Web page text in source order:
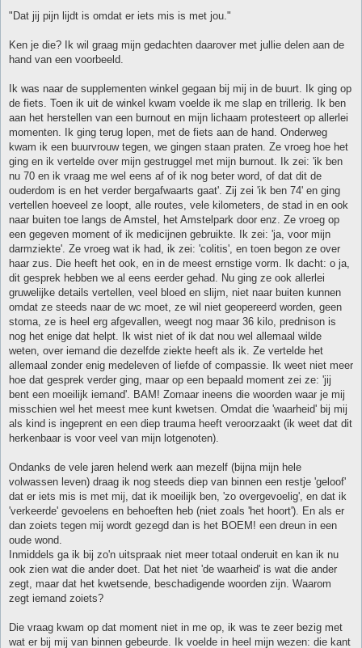
r
i
h
"Dat jij pijn lijdt is omdat er iets mis is met jou."
Ken je die? Ik wil graag mijn gedachten daarover met jullie delen aan de
hand van een voorbeeld.
Ik was naar de supplementen winkel gegaan bij mij in de buurt. Ik ging op
de fiets. Toen ik uit de winkel kwam voelde ik me slap en trillerig. Ik ben
aan het herstellen van een burnout en mijn lichaam protesteert op allerlei
momenten. Ik ging terug lopen, met de fiets aan de hand. Onderweg
kwam ik een buurvrouw tegen, we gingen staan praten. Ze vroeg hoe het
ging en ik vertelde over mijn gestruggel met mijn burnout. Ik zei: 'ik ben
nu 70 en ik vraag me wel eens af of ik nog beter word, of dat dit de
ouderdom is en het verder bergafwaarts gaat'. Zij zei 'ik ben 74' en ging
vertellen hoeveel ze loopt, alle routes, vele kilometers, de stad in en ook
naar buiten toe langs de Amstel, het Amstelpark door enz. Ze vroeg op
een gegeven moment of ik medicijnen gebruikte. Ik zei: 'ja, voor mijn
darmziekte'. Ze vroeg wat ik had, ik zei: 'colitis', en toen begon ze over
haar zus. Die heeft het ook, en in de meest ernstige vorm. Ik dacht: o ja,
dit gesprek hebben we al eens eerder gehad. Nu ging ze ook allerlei
gruwelijke details vertellen, veel bloed en slijm, niet naar buiten kunnen
omdat ze steeds naar de wc moet, ze wil niet geopereerd worden, geen
stoma, ze is heel erg afgevallen, weegt nog maar 36 kilo, prednison is
nog het enige dat helpt. Ik wist niet of ik dat nou wel allemaal wilde
weten, over iemand die dezelfde ziekte heeft als ik. Ze vertelde het
allemaal zonder enig medeleven of liefde of compassie. Ik weet niet meer
hoe dat gesprek verder ging, maar op een bepaald moment zei ze: 'jij
bent een moeilijk iemand'. BAM! Zomaar ineens die woorden waar je mij
misschien wel het meest mee kunt kwetsen. Omdat die 'waarheid' bij mij
als kind is ingeprent en een diep trauma heeft veroorzaakt (ik weet dat dit
herkenbaar is voor veel van mijn lotgenoten).
Ondanks de vele jaren helend werk aan mezelf (bijna mijn hele
volwassen leven) draag ik nog steeds diep van binnen een restje 'geloof'
dat er iets mis is met mij, dat ik moeilijk ben, 'zo overgevoelig', en dat ik
'verkeerde' gevoelens en behoeften heb (niet zoals 'het hoort'). En als er
dan zoiets tegen mij wordt gezegd dan is het BOEM! een dreun in een
oude wond.
Inmiddels ga ik bij zo'n uitspraak niet meer totaal onderuit en kan ik nu
ook zien wat die ander doet. Dat het niet 'de waarheid' is wat die ander
zegt, maar dat het kwetsende, beschadigende woorden zijn. Waarom
zegt iemand zoiets?
Die vraag kwam op dat moment niet in me op, ik was te zeer bezig met
wat er bij mij van binnen gebeurde. Ik voelde in heel mijn wezen: die kant